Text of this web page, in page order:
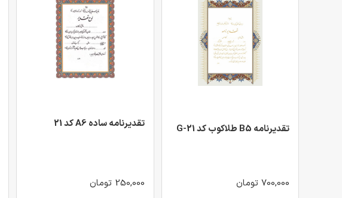
تقدیرنامه B5 طلاکوب کد G-21
700,000 تومان
تقدیرنامه ساده A6 کد 21
250,000 تومان